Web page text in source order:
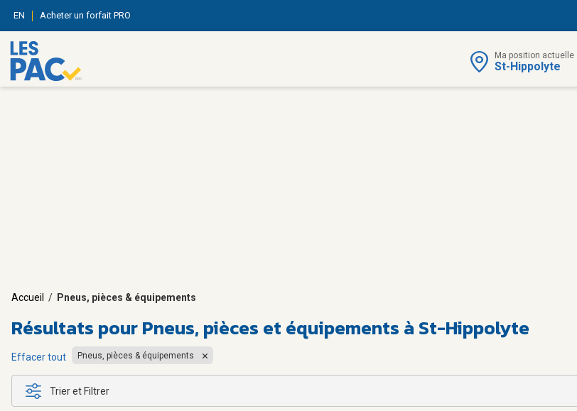
EN Acheter un forfait PRO
Ma position actuelle
St-Hippolyte
Accueil / Pneus, pièces & équipements
Résultats pourPneus, pièces et équipements à St-Hippolyte
Effacer tout Pneus, pièces & équipements
Trier et Filtrer